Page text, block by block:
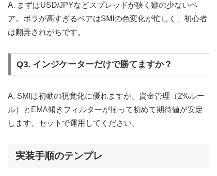
A. まずはUSD/JPYなどスプレッドが狭く癖の少ないペ
ア。ボラが高すぎるペアはSMIの色変化が忙しく、初心者
は翻弄されがちです。
Q3. インジケーターだけで勝てますか？
A. SMIは初動の視覚化に優れますが、資金管理（2%ルー
ル）とEMA傾きフィルターが揃って初めて期待値が安定
します。セットで運用してください。
実装手順のテンプレ